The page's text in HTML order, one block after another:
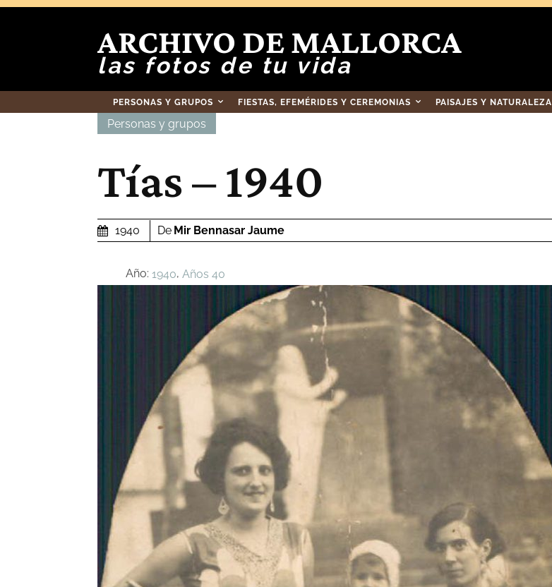
ARCHIVO DE MALLORCA
las fotos de tu vida
PERSONAS Y GRUPOS FIESTAS, EFEMÉRIDES Y CEREMONIAS PAISAJES Y NATURALEZA
Personas y grupos
Tías – 1940
1940 De Mir Bennasar Jaume
Año: 1940, Años 40